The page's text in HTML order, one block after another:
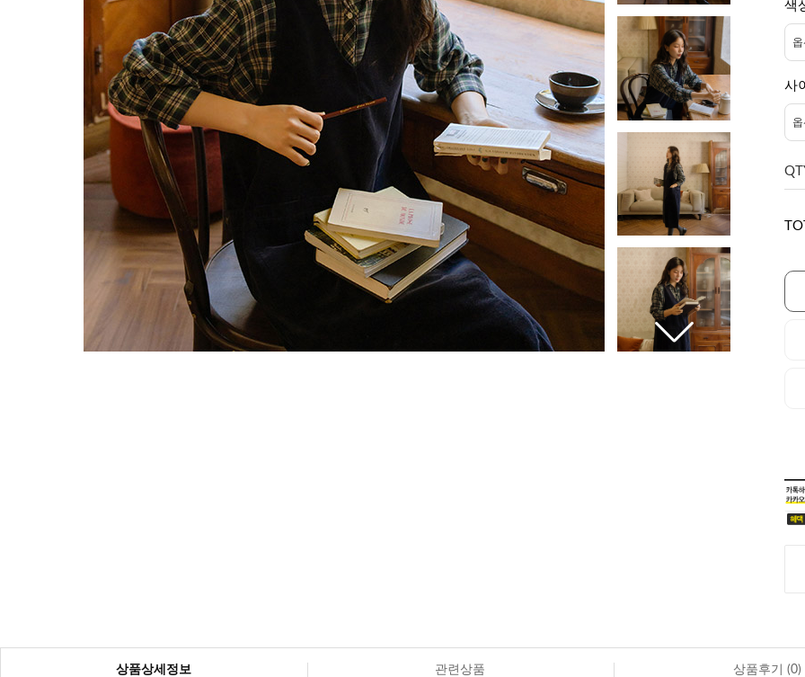
색
사
상품상세정보 관련상품 상품후기 (0)